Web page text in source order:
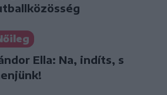
Ella: Na, indíts, s